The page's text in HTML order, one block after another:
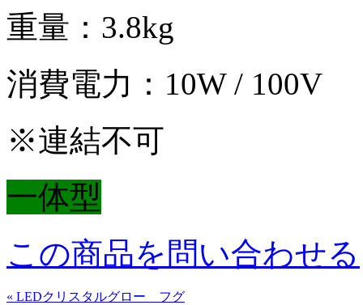
重量：3.8kg
消費電力：10W / 100V
※連結不可
一体型
この商品を問い合わせる
« LEDクリスタルグロー フグ